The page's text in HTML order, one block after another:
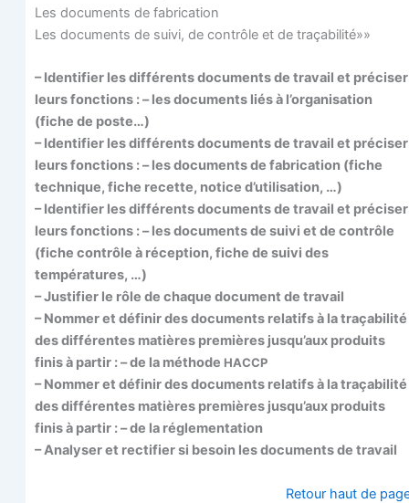
Les docu­ments de fabrication
Les docu­ments de sui­vi, de contrôle et de traçabilité»»
– Iden­ti­fier les dif­fé­rents docu­ments de tra­vail et pré­ci­ser
leurs fonc­tions : – les docu­ments liés à l’organisation
(fiche de poste…)
– Iden­ti­fier les dif­fé­rents docu­ments de tra­vail et pré­ci­ser
leurs fonc­tions : – les docu­ments de fabri­ca­tion (fiche
tech­nique, fiche recette, notice d’utilisation, …)
– Iden­ti­fier les dif­fé­rents docu­ments de tra­vail et pré­ci­ser
leurs fonc­tions : – les docu­ments de sui­vi et de contrôle
(fiche contrôle à récep­tion, fiche de sui­vi des
températures, …)
– Jus­ti­fier le rôle de chaque docu­ment de travail
– Nom­mer et défi­nir des docu­ments rela­tifs à la tra­ça­bi­li­té
des dif­fé­rentes matières pre­mières jusqu’aux pro­duits
finis à par­tir : – de la méthode HACCP
– Nom­mer et défi­nir des docu­ments rela­tifs à la tra­ça­bi­li­té
des dif­fé­rentes matières pre­mières jusqu’aux pro­duits
finis à par­tir : – de la réglementation
– Ana­ly­ser et rec­ti­fier si besoin les docu­ments de travail
Retour haut de